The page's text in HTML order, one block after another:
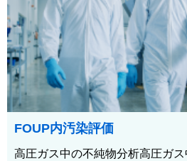
FOUP内汚染評価
高圧ガス中の不純物分析高圧ガ